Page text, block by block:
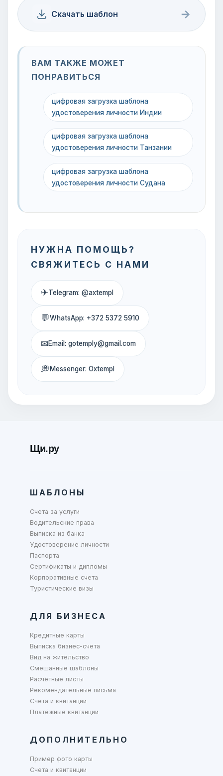
Скачать шаблон →
ВАМ ТАКЖЕ МОЖЕТ
ПОНРАВИТЬСЯ
цифровая загрузка шаблона
удостоверения личности Индии
цифровая загрузка шаблона
удостоверения личности Танзании
цифровая загрузка шаблона
удостоверения личности Судана
НУЖНА ПОМОЩЬ?
СВЯЖИТЕСЬ С НАМИ
✈Telegram: @axtempl
💬WhatsApp: +372 5372 5910
✉Email: gotemply@gmail.com
💭Messenger: Oxtempl
Щи.ру
ШАБЛОНЫ
Счета за услуги
Водительские права
Выписка из банка
Удостоверение личности
Паспорта
Сертификаты и дипломы
Корпоративные счета
Туристические визы
ДЛЯ БИЗНЕСА
Кредитные карты
Выписка бизнес-счета
Вид на жительство
Смешанные шаблоны
Расчётные листы
Рекомендательные письма
Счета и квитанции
Платёжные квитанции
ДОПОЛНИТЕЛЬНО
Пример фото карты
Счета и квитанции